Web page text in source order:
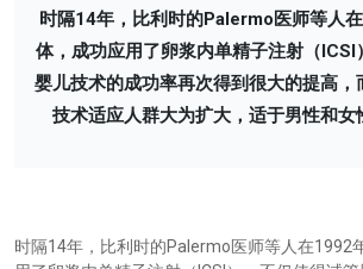
时隔14年，比利时的Palermo医师等人
体，成功应用了卵浆内单精子注射（ICSI
婴儿技术的成功率再次得到很大的提高，
技术适应人群大为扩大，适于男性和女
时隔14年，比利时的 Palermo 医师等人在1992